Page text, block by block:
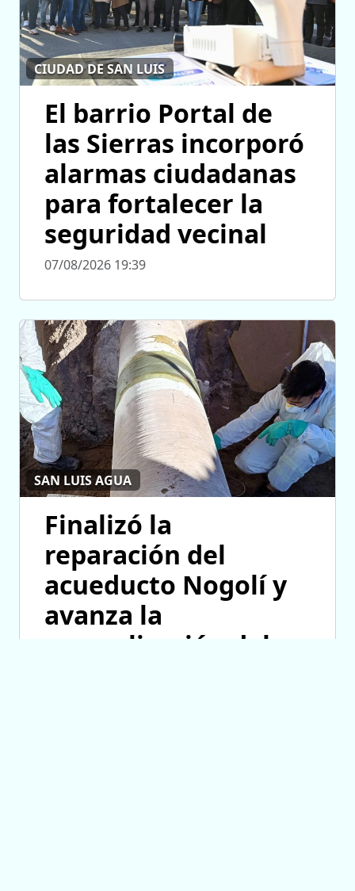
CIUDAD DE SAN LUIS
El barrio Portal de
las Sierras incorporó
alarmas ciudadanas
para fortalecer la
seguridad vecinal
07/08/2026 19:39
SAN LUIS AGUA
Finalizó la
reparación del
acueducto Nogolí y
avanza la
normalización del